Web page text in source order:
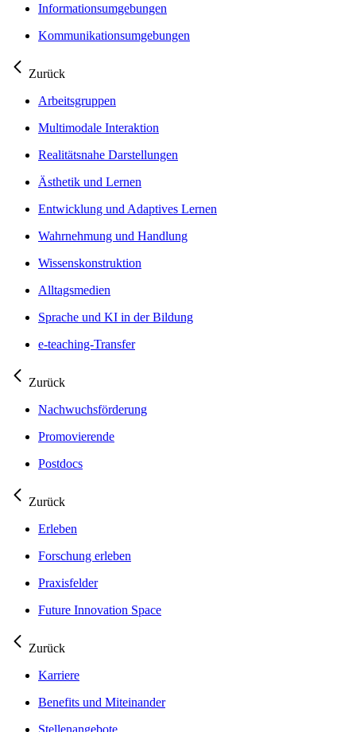
Informationsumgebungen
Kommunikationsumgebungen
Zurück
Arbeitsgruppen
Multimodale Interaktion
Realitätsnahe Darstellungen
Ästhetik und Lernen
Entwicklung und Adaptives Lernen
Wahrnehmung und Handlung
Wissenskonstruktion
Alltagsmedien
Sprache und KI in der Bildung
e-teaching-Transfer
Zurück
Nachwuchsförderung
Promovierende
Postdocs
Zurück
Erleben
Forschung erleben
Praxisfelder
Future Innovation Space
Zurück
Karriere
Benefits und Miteinander
Stellenangebote